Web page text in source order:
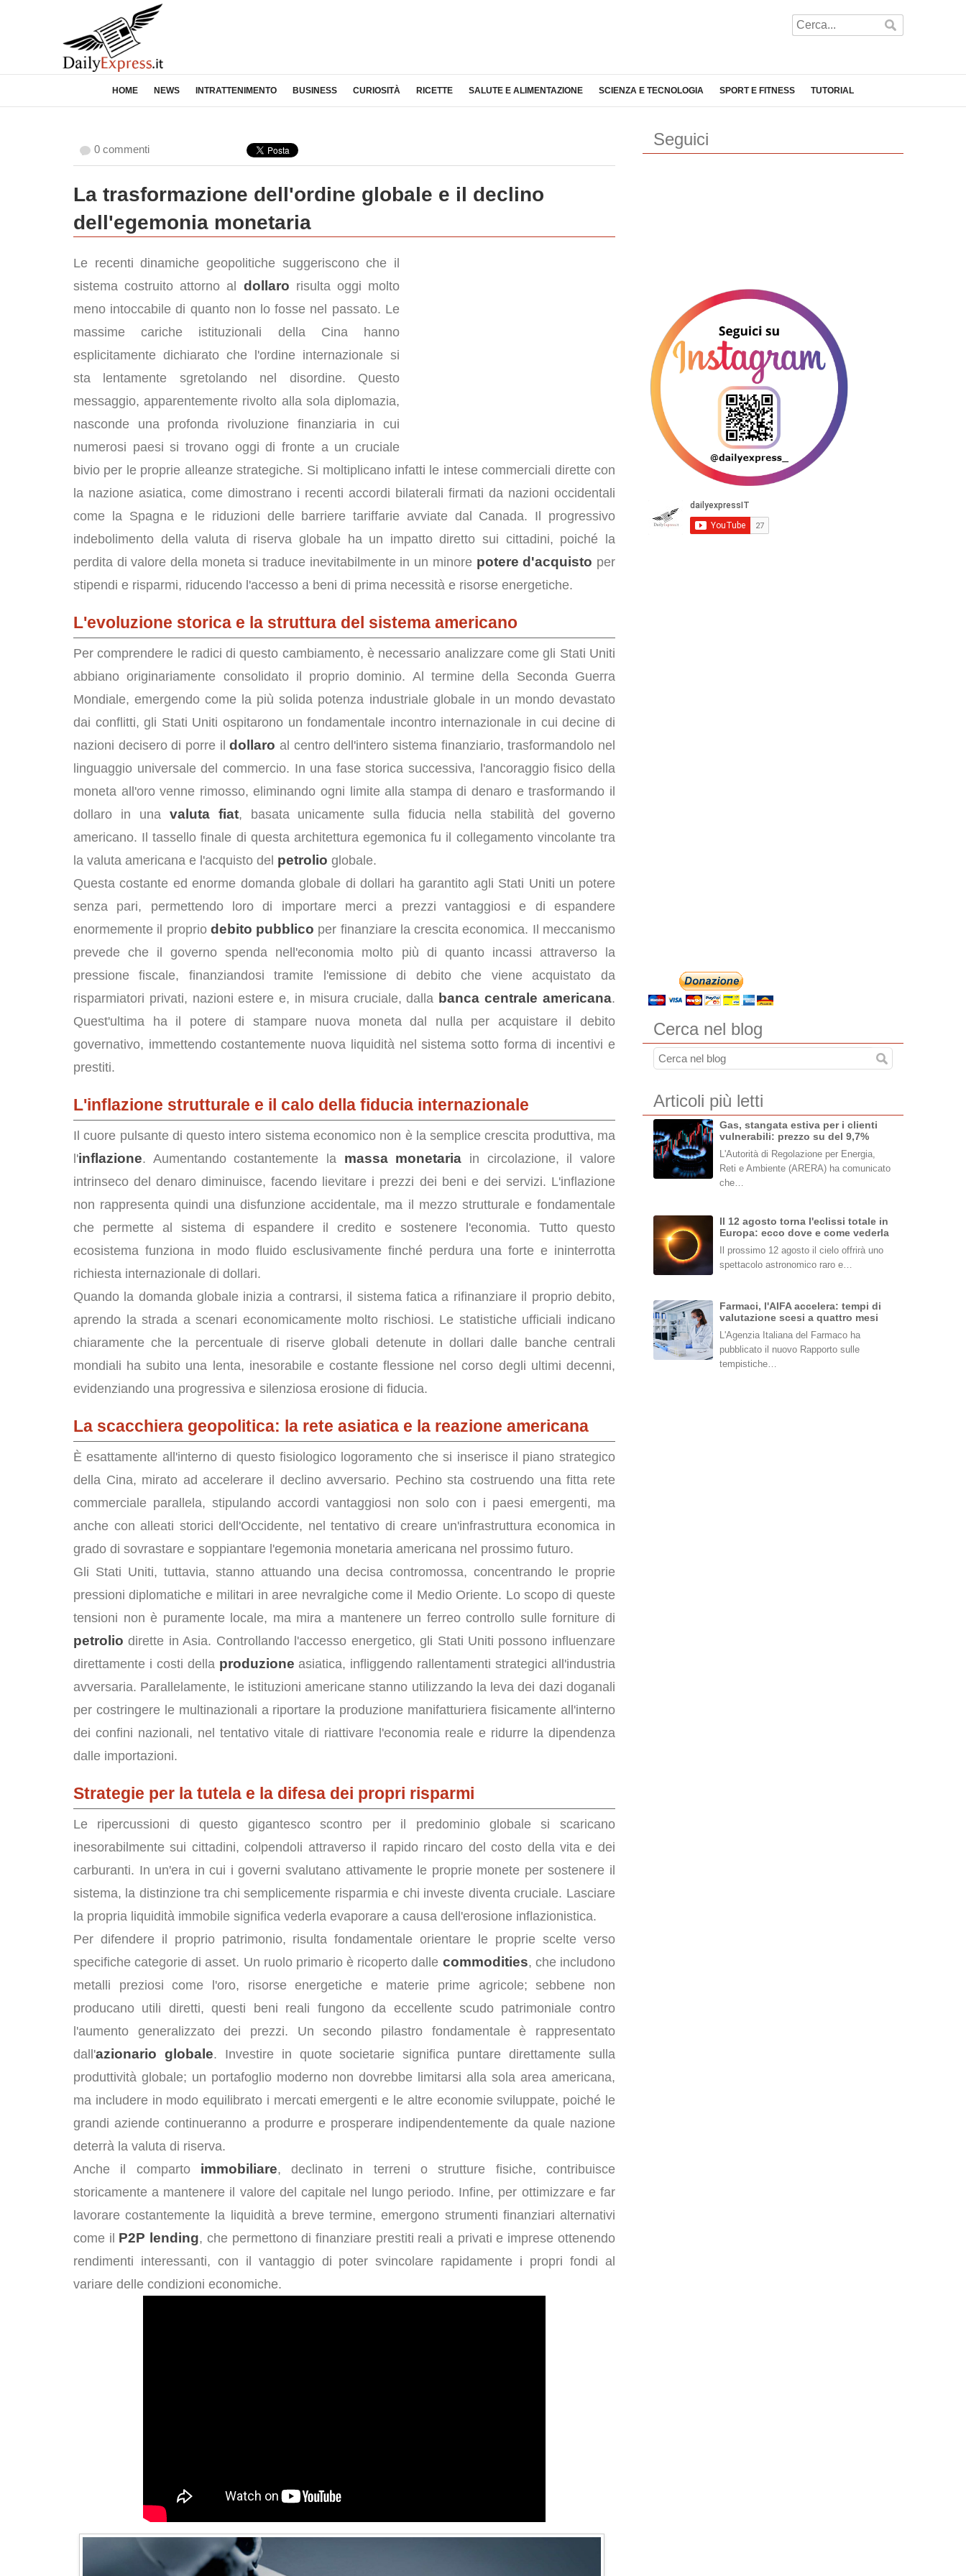
HOME NEWS INTRATTENIMENTO BUSINESS CURIOSITÀ RICETTE SALUTE E ALIMENTAZIONE SCIENZA E TECNOLOGIA SPORT E FITNESS TUTORIAL
0 commenti
La trasformazione dell'ordine globale e il declino
dell'egemonia monetaria
Le recenti dinamiche geopolitiche suggeriscono che il
sistema costruito attorno al dollaro risulta oggi molto
meno intoccabile di quanto non lo fosse nel passato. Le
massime cariche istituzionali della Cina hanno
esplicitamente dichiarato che l'ordine internazionale si
sta lentamente sgretolando nel disordine. Questo
messaggio, apparentemente rivolto alla sola diplomazia,
nasconde una profonda rivoluzione finanziaria in cui
numerosi paesi si trovano oggi di fronte a un cruciale
bivio per le proprie alleanze strategiche. Si moltiplicano infatti le intese commerciali dirette con
la nazione asiatica, come dimostrano i recenti accordi bilaterali firmati da nazioni occidentali
come la Spagna e le riduzioni delle barriere tariffarie avviate dal Canada. Il progressivo
indebolimento della valuta di riserva globale ha un impatto diretto sui cittadini, poiché la
perdita di valore della moneta si traduce inevitabilmente in un minore potere d'acquisto per
stipendi e risparmi, riducendo l'accesso a beni di prima necessità e risorse energetiche.
L'evoluzione storica e la struttura del sistema americano
Per comprendere le radici di questo cambiamento, è necessario analizzare come gli Stati Uniti
abbiano originariamente consolidato il proprio dominio. Al termine della Seconda Guerra
Mondiale, emergendo come la più solida potenza industriale globale in un mondo devastato
dai conflitti, gli Stati Uniti ospitarono un fondamentale incontro internazionale in cui decine di
nazioni decisero di porre ildollaro al centro dell'intero sistema finanziario, trasformandolo nel
linguaggio universale del commercio. In una fase storica successiva, l'ancoraggio fisico della
moneta all'oro venne rimosso, eliminando ogni limite alla stampa di denaro e trasformando il
dollaro in una valuta fiat, basata unicamente sulla fiducia nella stabilità del governo
americano. Il tassello finale di questa architettura egemonica fu il collegamento vincolante tra
la valuta americana e l'acquisto del petrolio globale.
Questa costante ed enorme domanda globale di dollari ha garantito agli Stati Uniti un potere
senza pari, permettendo loro di importare merci a prezzi vantaggiosi e di espandere
enormemente il proprio debito pubblico per finanziare la crescita economica. Il meccanismo
prevede che il governo spenda nell'economia molto più di quanto incassi attraverso la
pressione fiscale, finanziandosi tramite l'emissione di debito che viene acquistato da
risparmiatori privati, nazioni estere e, in misura cruciale, dalla banca centrale americana.
Quest'ultima ha il potere di stampare nuova moneta dal nulla per acquistare il debito
governativo, immettendo costantemente nuova liquidità nel sistema sotto forma di incentivi e
prestiti.
L'inflazione strutturale e il calo della fiducia internazionale
Il cuore pulsante di questo intero sistema economico non è la semplice crescita produttiva, ma
l'inflazione. Aumentando costantemente la massa monetaria in circolazione, il valore
intrinseco del denaro diminuisce, facendo lievitare i prezzi dei beni e dei servizi. L'inflazione
non rappresenta quindi una disfunzione accidentale, ma il mezzo strutturale e fondamentale
che permette al sistema di espandere il credito e sostenere l'economia. Tutto questo
ecosistema funziona in modo fluido esclusivamente finché perdura una forte e ininterrotta
richiesta internazionale di dollari.
Quando la domanda globale inizia a contrarsi, il sistema fatica a rifinanziare il proprio debito,
aprendo la strada a scenari economicamente molto rischiosi. Le statistiche ufficiali indicano
chiaramente che la percentuale di riserve globali detenute in dollari dalle banche centrali
mondiali ha subito una lenta, inesorabile e costante flessione nel corso degli ultimi decenni,
evidenziando una progressiva e silenziosa erosione di fiducia.
La scacchiera geopolitica: la rete asiatica e la reazione americana
È esattamente all'interno di questo fisiologico logoramento che si inserisce il piano strategico
della Cina, mirato ad accelerare il declino avversario. Pechino sta costruendo una fitta rete
commerciale parallela, stipulando accordi vantaggiosi non solo con i paesi emergenti, ma
anche con alleati storici dell'Occidente, nel tentativo di creare un'infrastruttura economica in
grado di sovrastare e soppiantare l'egemonia monetaria americana nel prossimo futuro.
Gli Stati Uniti, tuttavia, stanno attuando una decisa contromossa, concentrando le proprie
pressioni diplomatiche e militari in aree nevralgiche come il Medio Oriente. Lo scopo di queste
tensioni non è puramente locale, ma mira a mantenere un ferreo controllo sulle forniture di
petrolio dirette in Asia. Controllando l'accesso energetico, gli Stati Uniti possono influenzare
direttamente i costi della produzione asiatica, infliggendo rallentamenti strategici all'industria
avversaria. Parallelamente, le istituzioni americane stanno utilizzando la leva dei dazi doganali
per costringere le multinazionali a riportare la produzione manifatturiera fisicamente all'interno
dei confini nazionali, nel tentativo vitale di riattivare l'economia reale e ridurre la dipendenza
dalle importazioni.
Strategie per la tutela e la difesa dei propri risparmi
Le ripercussioni di questo gigantesco scontro per il predominio globale si scaricano
inesorabilmente sui cittadini, colpendoli attraverso il rapido rincaro del costo della vita e dei
carburanti. In un'era in cui i governi svalutano attivamente le proprie monete per sostenere il
sistema, la distinzione tra chi semplicemente risparmia e chi investe diventa cruciale. Lasciare
la propria liquidità immobile significa vederla evaporare a causa dell'erosione inflazionistica.
Per difendere il proprio patrimonio, risulta fondamentale orientare le proprie scelte verso
specifiche categorie di asset. Un ruolo primario è ricoperto dalle commodities, che includono
metalli preziosi come l'oro, risorse energetiche e materie prime agricole; sebbene non
producano utili diretti, questi beni reali fungono da eccellente scudo patrimoniale contro
l'aumento generalizzato dei prezzi. Un secondo pilastro fondamentale è rappresentato
dall'azionario globale. Investire in quote societarie significa puntare direttamente sulla
produttività globale; un portafoglio moderno non dovrebbe limitarsi alla sola area americana,
ma includere in modo equilibrato i mercati emergenti e le altre economie sviluppate, poiché le
grandi aziende continueranno a produrre e prosperare indipendentemente da quale nazione
deterrà la valuta di riserva.
Anche il comparto immobiliare, declinato in terreni o strutture fisiche, contribuisce
storicamente a mantenere il valore del capitale nel lungo periodo. Infine, per ottimizzare e far
lavorare costantemente la liquidità a breve termine, emergono strumenti finanziari alternativi
come il P2P lending, che permettono di finanziare prestiti reali a privati e imprese ottenendo
rendimenti interessanti, con il vantaggio di poter svincolare rapidamente i propri fondi al
variare delle condizioni economiche.
Seguici
Cerca nel blog
Articoli più letti
Gas, stangata estiva per i clienti
vulnerabili: prezzo su del 9,7%
L'Autorità di Regolazione per Energia,
Reti e Ambiente (ARERA) ha comunicato
che…
Il 12 agosto torna l'eclissi totale in
Europa: ecco dove e come vederla
Il prossimo 12 agosto il cielo offrirà uno
spettacolo astronomico raro e…
Farmaci, l'AIFA accelera: tempi di
valutazione scesi a quattro mesi
L'Agenzia Italiana del Farmaco ha
pubblicato il nuovo Rapporto sulle
tempistiche…